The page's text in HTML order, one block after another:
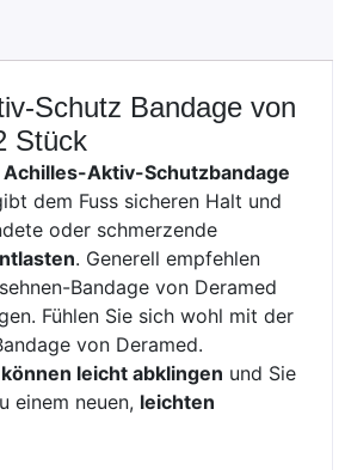
Schutz Bandage von
Stück
Achilles-Aktiv-Schutzbandage
dem Fuss sicheren Halt und
oder schmerzende
. Generell empfehlen
Bandage von Deramed
Fühlen Sie sich wohl mit der
von Deramed.
leicht abklingen und Sie
einem neuen, leichten